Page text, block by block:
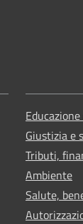
Giustizia e
Tributi,
Ambiente
Salute,